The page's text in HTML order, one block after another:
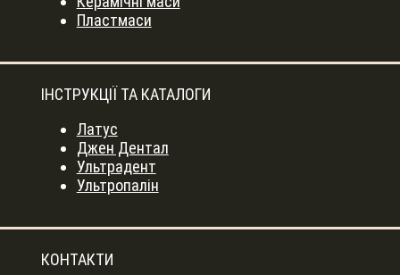
Пластмаси
ІНСТРУКЦІЇ ТА КАТАЛОГИ
Латус
Джен Дентал
Ультрадент
Ультропалін
КОНТАКТИ